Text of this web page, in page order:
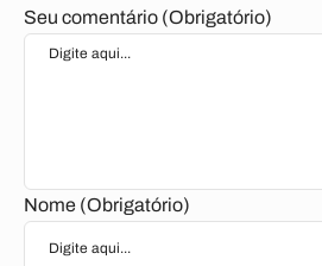
Seu comentário (Obrigatório)
Nome (Obrigatório)